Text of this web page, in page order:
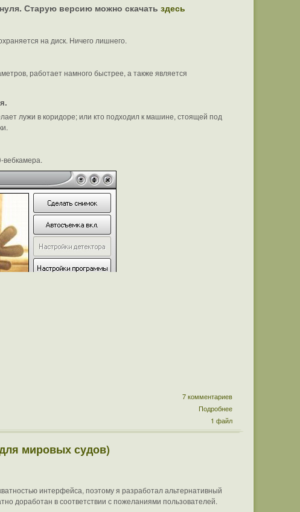
Старую версию можно скачатьздесь
на диск. Ничего лишнего.
работает намного быстрее, а также является
лужи в коридоре; или кто подходил к машине, стоящей под
вебкамера.
7 комментариев
Подробнее
1 файл
мировых судов)
интерфейса, поэтому я разработал альтернативный
доработан в соответствии с пожеланиями пользователей.